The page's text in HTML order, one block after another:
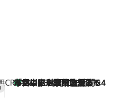
CREA'S CHOICE
2026.8.7
「立川にも歌舞伎があるんだよ」 片岡仁左衛門・市川中車ら豪華座組みで4年目の立川立飛歌舞伎へ